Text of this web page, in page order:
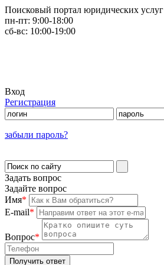
Поисковый портал юридических услуг
пн-пт: 9:00-18:00
сб-вс: 10:00-19:00
Вход
Регистрация
забыли пароль?
Задать вопрос
Задайте вопрос
Имя*
E-mail*
Вопрос*